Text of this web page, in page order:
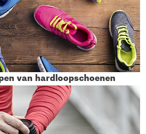
van hardloopschoenen